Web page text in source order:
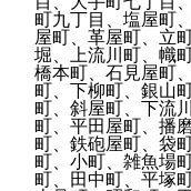
町九丁目、塩屋町
屋町、革屋町、立
堀、上流川町、幟
橋本町、石見屋町
町、下柳町、銀山
町、斜屋町、下流
町、平田屋町、播
町、鉄砲屋町、袋
町、小町、雑魚場
町、田中町、平塚